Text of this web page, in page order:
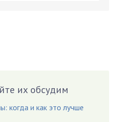
их обсудим
когда и как это лучше